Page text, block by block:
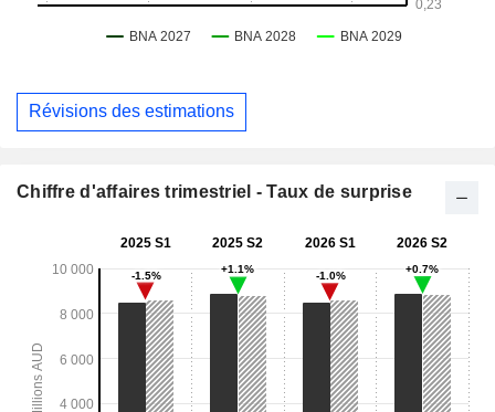
Révisions des estimations
Chiffre d'affaires trimestriel - Taux de surprise